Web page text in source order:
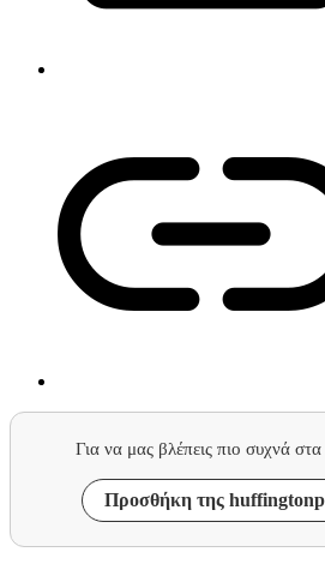
Για να μας βλέπεις πιο συχνά
Προσθήκη της